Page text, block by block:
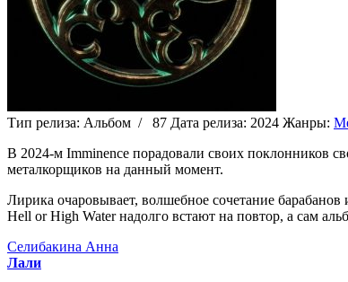
Тип релиза: Альбом / 87 Дата релиза: 2024 Жанры:
В 2024-м Imminence порадовали своих поклонников
металкорщиков на данный момент.
Лирика очаровывает, волшебное сочетание
Hell or High Water надолго встают на повтор, а сам
Селибакина Анна
Лали